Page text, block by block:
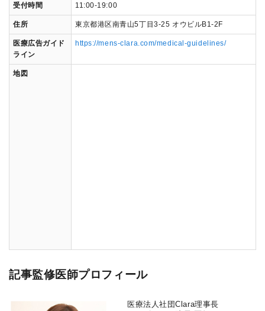
受付時間 11:00-19:00
住所 東京都港区南青山5丁目3-25 オウビルB1-2F
医療広告ガイド
ライン
https://mens-clara.com/medical-guidelines/
地図
記事監修医師プロフィール
医療法人社団Clara理事長